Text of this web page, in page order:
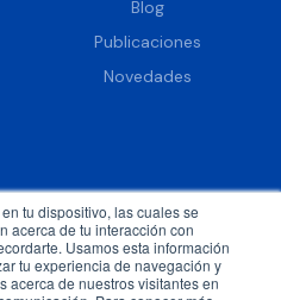
tu dispositivo, las cuales se
acerca de tu interacción con
Usamos esta información
tu experiencia de navegación y
acerca de nuestros visitantes en
Blog
Publicaciones
Novedades